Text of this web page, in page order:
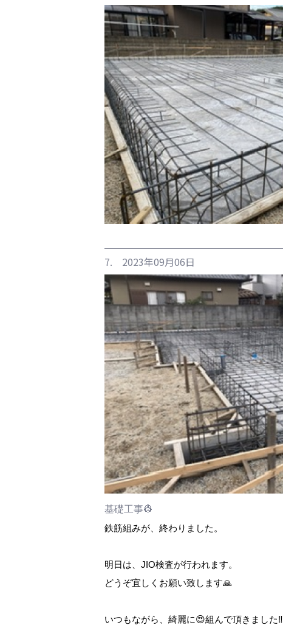
7. 2023年09月06日
基礎工事👷
鉄筋組みが、終わりました。
明日は、JIO検査が行われます。
どうぞ宜しくお願い致します🙏
いつもながら、綺麗に😍組んで頂きました‼️